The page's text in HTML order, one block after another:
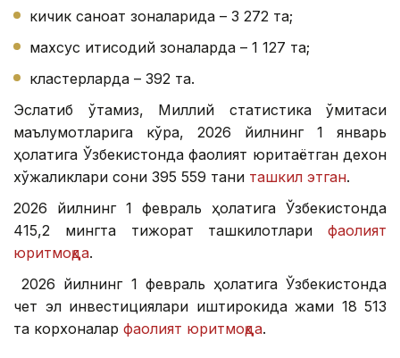
кичик саноат зоналарида – 3 272 та;
махсус иқтисодий зоналарда – 1 127 та;
кластерларда – 392 та.
Эслатиб ўтамиз, Миллий статистика қўмитаси
маълумотларига кўра, 2026 йилнинг 1 январь
ҳолатига Ўзбекистонда фаолият юритаётган дехқон
хўжаликлари сони 395 559 тани ташкил этган.
2026 йилнинг 1 февраль ҳолатига Ўзбекистонда
415,2 мингта тижорат ташкилотлари фаолият
юритмоқда.
2026 йилнинг 1 февраль ҳолатига Ўзбекистонда
чет эл инвестициялари иштирокида жами 18 513
та корхоналар фаолият юритмоқда.